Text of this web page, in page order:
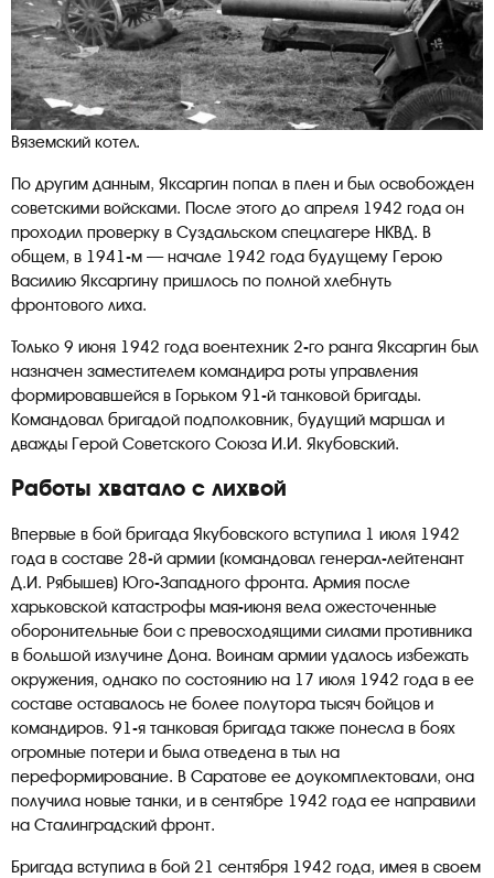
Вяземский котел.
По другим данным, Яксаргин попал в плен и был освобожден
советскими войсками. После этого до апреля 1942 года он
проходил проверку в Суздальском спецлагере НКВД. В
общем, в 1941-м — начале 1942 года будущему Герою
Василию Яксаргину пришлось по полной хлебнуть
фронтового лиха.
Только 9 июня 1942 года воентехник 2-го ранга Яксаргин был
назначен заместителем командира роты управления
формировавшейся в Горьком 91-й танковой бригады.
Командовал бригадой подполковник, будущий маршал и
дважды Герой Советского Союза И.И. Якубовский.
Работы хватало с лихвой
Впервые в бой бригада Якубовского вступила 1 июля 1942
года в составе 28-й армии (командовал генерал-лейтенант
Д.И. Рябышев) Юго-Западного фронта. Армия после
харьковской катастрофы мая-июня вела ожесточенные
оборонительные бои с превосходящими силами противника
в большой излучине Дона. Воинам армии удалось избежать
окружения, однако по состоянию на 17 июля 1942 года в ее
составе оставалось не более полутора тысяч бойцов и
командиров. 91-я танковая бригада также понесла в боях
огромные потери и была отведена в тыл на
переформирование. В Саратове ее доукомплектовали, она
получила новые танки, и в сентябре 1942 года ее направили
на Сталинградский фронт.
Бригада вступила в бой 21 сентября 1942 года, имея в своем